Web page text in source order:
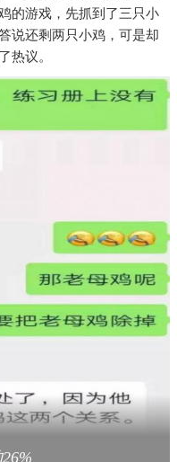
的游戏，先抓到了三只小
说还剩两只小鸡，可是却
热议。